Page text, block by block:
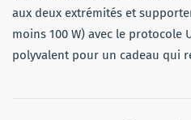
aux deux extrémités et
moins 100 W) avec le protocole
polyvalent pour un cadeau qui